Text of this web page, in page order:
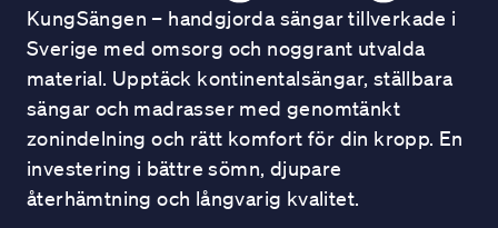
KungSängen – handgjorda sängar tillverkade i
Sverige med omsorg och noggrant utvalda
material. Upptäck kontinentalsängar, ställbara
sängar och madrasser med genomtänkt
zonindelning och rätt komfort för din kropp. En
investering i bättre sömn, djupare
återhämtning och långvarig kvalitet.